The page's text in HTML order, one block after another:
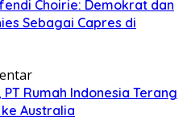
Choirie: Demokrat dan
Sebagai Capres di
Rumah Indonesia Terang
Australia